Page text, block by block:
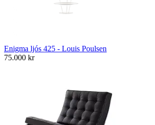
Enigma ljós 425 - Louis Poulsen
75.000 kr